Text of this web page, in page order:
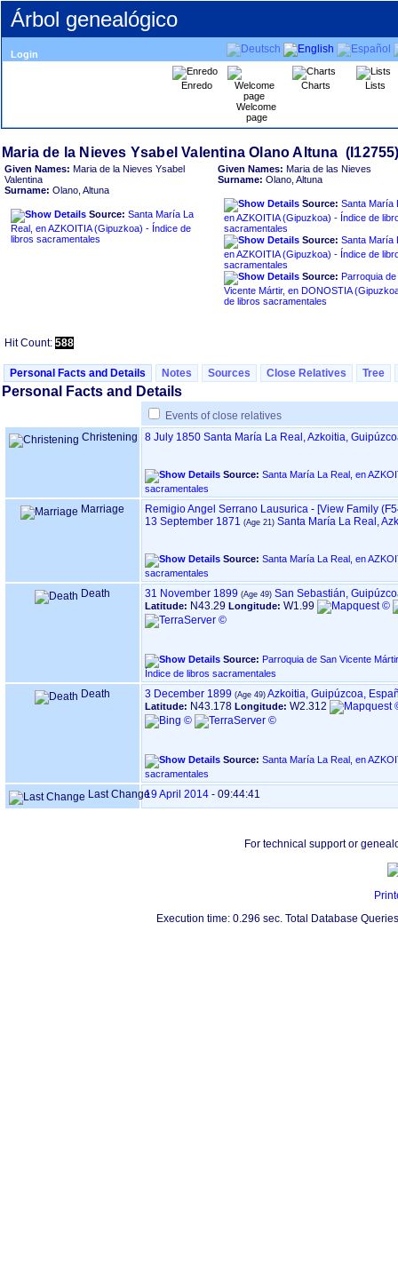
Árbol genealógico
Login
Enredo
Welcome
page
Charts Lists
Given Names: Maria de la Nieves Ysabel
Valentina
Surname: Olano, Altuna
Source: Santa María La
Real, en AZKOITIA ‏(Gipuzkoa)‏ - Índice de
libros sacramentales
Given Names: Maria de las Nieves
Surname: Olano, Altuna
Source: Santa María
en AZKOITIA ‏(Gipuzkoa)‏ - Índice de libros
sacramentales
Source: Santa María
en AZKOITIA ‏(Gipuzkoa)‏ - Índice de libros
sacramentales
Source: Parroquia de
Vicente Mártir, en DONOSTIA ‏(Gipuzkoa)‏ - Índice
de libros sacramentales
Hit Count: 588
Personal Facts and Details Notes Sources Close Relatives Tree
Personal Facts and Details
Events of close relatives
Christening
8 July 1850 Santa María La Real, Azkoitia,
Source: Santa María La Real, en AZKOITIA ‏(Gipuzkoa)‏ - Índice
sacramentales
Marriage Remigio Angel Serrano Lausurica - ‎[View Family
13 September 1871
Santa María La Real,
Source: Santa María La Real, en AZKOITIA ‏(Gipuzkoa)‏ - Índice
sacramentales
Death 31 November 1899 San Sebastián,
Latitude: N43.29 Longitude: W1.99
Source: Parroquia de San Vicente Mártir, en
Índice de libros sacramentales
Death 3 December 1899 Azkoitia, Guipúzcoa,
Latitude: N43.178 Longitude: W2.312
Source: Santa María La Real, en AZKOITIA ‏(Gipuzkoa)‏ - Índice
sacramentales
Last Change19 April 2014 - 09:44:41
For technical support or
Execution time: 0.296 sec. Total Database